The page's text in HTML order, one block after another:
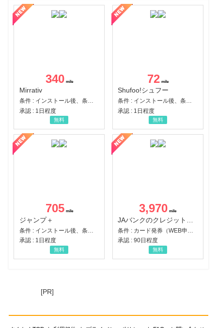
340
Mirrativ
条件 : インストール後、条件達成
承認 : 1日程度
無料
72
Shufoo!シュフー
条件 : インストール後、条件達成
承認 : 1日程度
無料
705
ジャンプ＋
承認 : 1日程度
無料
3,970
承認 : 90日程度
無料
[PR]